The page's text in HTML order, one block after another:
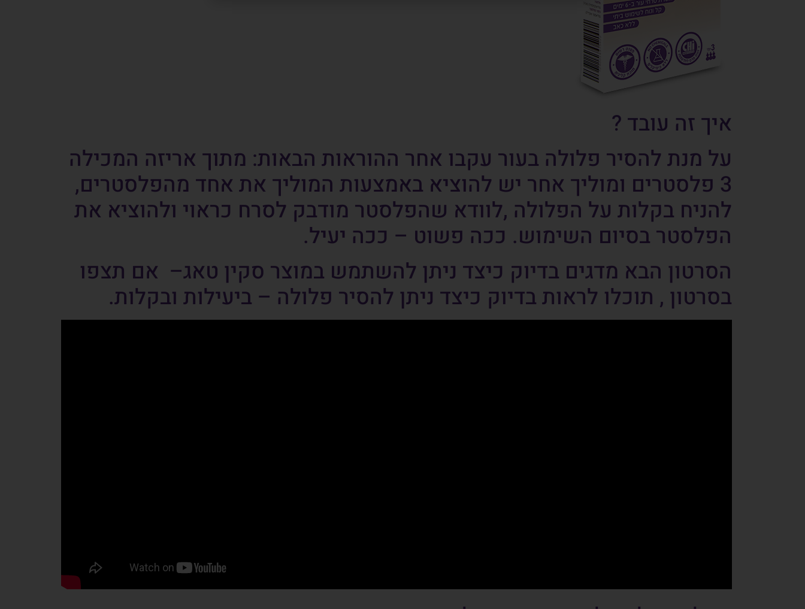
איך זה עובד ?
על מנת להסיר פלולה בעור עקבו אחר ההוראות הבאות: מתוך אריזה המכילה
3 פלסטרים ומוליך אחר יש להוציא באמצעות המוליך את אחד מהפלסטרים,
להניח בקלות על הפלולה ,לוודא שהפלסטר מודבק לסרח כראוי ולהוציא את
הפלסטר בסיום השימוש. ככה פשוט – ככה יעיל.
הסרטון הבא מדגים בדיוק כיצד ניתן להשתמש במוצר סקין טאג– אם תצפו
בסרטון , תוכלו לראות בדיוק כיצד ניתן להסיר פלולה – ביעילות ובקלות.